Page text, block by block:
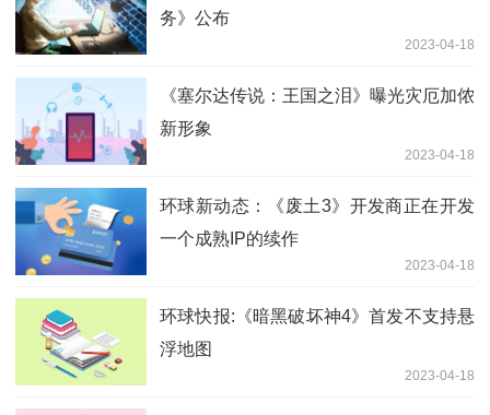
务》公布
2023-04-18
《塞尔达传说：王国之泪》曝光灾厄加侬
新形象
2023-04-18
环球新动态：《废土3》开发商正在开发
一个成熟IP的续作
2023-04-18
环球快报:《暗黑破坏神4》首发不支持悬
浮地图
2023-04-18